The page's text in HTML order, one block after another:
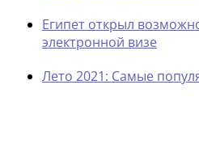
Египет открыл
электронной визе
Лето 2021: Самые